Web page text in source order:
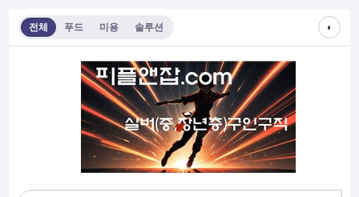
전체 푸드 미용 솔루션 ◐
롱라이프포토
[모집/안내] 스마트폰 하나로 시작하는 …